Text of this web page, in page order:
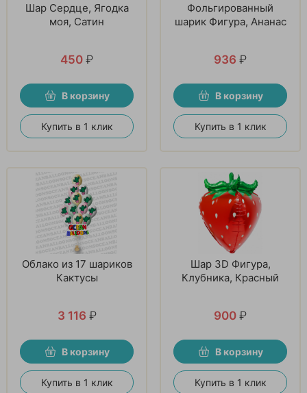
Шар Сердце, Ягодка
моя, Сатин
450 ₽
В корзину
Купить в 1 клик
Фольгированный
шарик Фигура, Ананас
936 ₽
В корзину
Купить в 1 клик
Облако из 17 шариков
Кактусы
3 116 ₽
В корзину
Купить в 1 клик
Шар 3D Фигура,
Клубника, Красный
900 ₽
В корзину
Купить в 1 клик